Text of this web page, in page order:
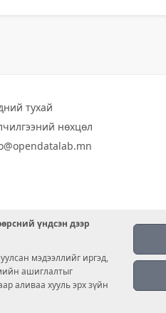
тухай
нөхцөл
үндсэн дээр
мэдээллийг иргэд,
ашиглалтыг
аливаа хууль эрх зүйн